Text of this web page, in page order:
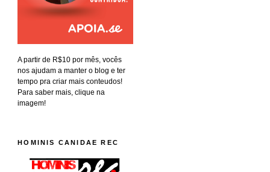
A partir de R$10 por mês, vocês
nos ajudam a manter o blog e ter
tempo pra criar mais conteudos!
Para saber mais, clique na
imagem!
HOMINIS CANIDAE REC